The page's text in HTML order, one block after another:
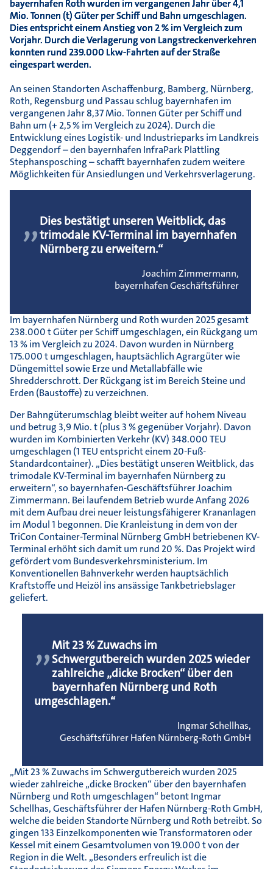
bayernhafen Roth wurden im vergangenen Jahr über 4,1
Mio. Tonnen (t) Güter per Schiff und Bahn umgeschlagen.
Dies entspricht einem Anstieg von 2 % im Vergleich zum
Vorjahr. Durch die Verlagerung von Langstreckenverkehren
konnten rund 239.000 Lkw-Fahrten auf der Straße
eingespart werden.
An seinen Standorten Aschaffenburg, Bamberg, Nürnberg,
Roth, Regensburg und Passau schlug bayernhafen im
vergangenen Jahr 8,37 Mio. Tonnen Güter per Schiff und
Bahn um (+ 2,5 % im Vergleich zu 2024). Durch die
Entwicklung eines Logistik- und Industrieparks im Landkreis
Deggendorf – den bayernhafen InfraPark Plattling
Stephansposching – schafft bayernhafen zudem weitere
Möglichkeiten für Ansiedlungen und Verkehrsverlagerung.
„ Dies bestätigt unseren Weitblick, das
trimodale KV-Terminal im bayernhafen
Nürnberg zu erweitern.“
Joachim Zimmermann,
bayernhafen Geschäftsführer
Im bayernhafen Nürnberg und Roth wurden 2025 gesamt
238.000 t Güter per Schiff umgeschlagen, ein Rückgang um
13 % im Vergleich zu 2024. Davon wurden in Nürnberg
175.000 t umgeschlagen, hauptsächlich Agrargüter wie
Düngemittel sowie Erze und Metallabfälle wie
Shredderschrott. Der Rückgang ist im Bereich Steine und
Erden (Baustoffe) zu verzeichnen.
Der Bahngüterumschlag bleibt weiter auf hohem Niveau
und betrug 3,9 Mio. t (plus 3 % gegenüber Vorjahr). Davon
wurden im Kombinierten Verkehr (KV) 348.000 TEU
umgeschlagen (1 TEU entspricht einem 20-Fuß-
Standardcontainer). „Dies bestätigt unseren Weitblick, das
trimodale KV-Terminal im bayernhafen Nürnberg zu
erweitern“, so bayernhafen-Geschäftsführer Joachim
Zimmermann. Bei laufendem Betrieb wurde Anfang 2026
mit dem Aufbau drei neuer leistungsfähigerer Krananlagen
im Modul 1 begonnen. Die Kranleistung in dem von der
TriCon Container-Terminal Nürnberg GmbH betriebenen KV-
Terminal erhöht sich damit um rund 20 %. Das Projekt wird
gefördert vom Bundesverkehrsministerium. Im
Konventionellen Bahnverkehr werden hauptsächlich
Kraftstoffe und Heizöl ins ansässige Tankbetriebslager
geliefert.
„ Mit 23 % Zuwachs im
Schwergutbereich wurden 2025 wieder
zahlreiche „dicke Brocken“ über den
bayernhafen Nürnberg und Roth
umgeschlagen.“
Ingmar Schellhas,
Geschäftsführer Hafen Nürnberg-Roth GmbH
„Mit 23 % Zuwachs im Schwergutbereich wurden 2025
wieder zahlreiche „dicke Brocken“ über den bayernhafen
Nürnberg und Roth umgeschlagen“ betont Ingmar
Schellhas, Geschäftsführer der Hafen Nürnberg-Roth GmbH,
welche die beiden Standorte Nürnberg und Roth betreibt. So
gingen 133 Einzelkomponenten wie Transformatoren oder
Kessel mit einem Gesamtvolumen von 19.000 t von der
Region in die Welt. „Besonders erfreulich ist die